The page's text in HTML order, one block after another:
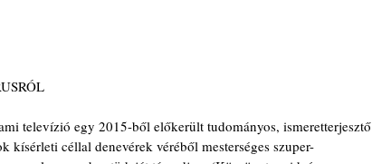
televízió egy 2015-ből előkerült tudományos, ismeretterjesztő
céllal denevérek véréből mesterséges szuper-